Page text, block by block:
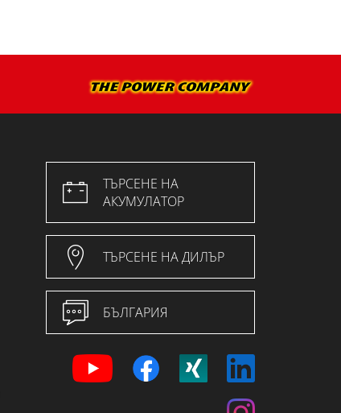
ТЪРСЕНЕ НА
АКУМУЛАТОР
ТЪРСЕНЕ НА ДИЛЪР
БЪЛГАРИЯ